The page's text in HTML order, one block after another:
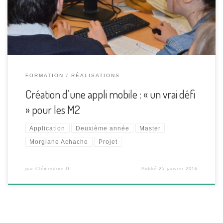
mois, pensé à la conception d’une application mobile. Répartis
en quatre groupes, les 19 étudiants devaient […]
FORMATION RÉALISATIONS
Création d’une appli mobile : « un vrai défi
» pour les M2
Application Deuxième année Master
Morgiane Achache Projet
par Clémentine D Publié25 janvier 2016